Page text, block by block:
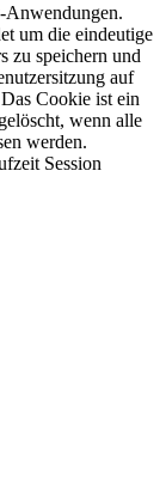
Anwendungen.
um die eindeutige
zu speichern und
auf
Cookie ist ein
wenn alle
werden.
Session